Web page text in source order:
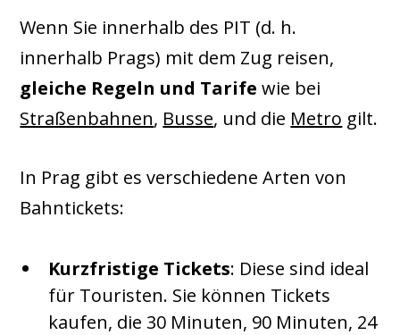
Wenn Sie innerhalb des PIT (d. h.
innerhalb Prags) mit dem Zug reisen,
gleiche Regeln und Tarife wie bei
Straßenbahnen, Busse, und die Metro gilt.
In Prag gibt es verschiedene Arten von
Bahntickets:
Kurzfristige Tickets: Diese sind ideal
für Touristen. Sie können Tickets
kaufen, die 30 Minuten, 90 Minuten, 24